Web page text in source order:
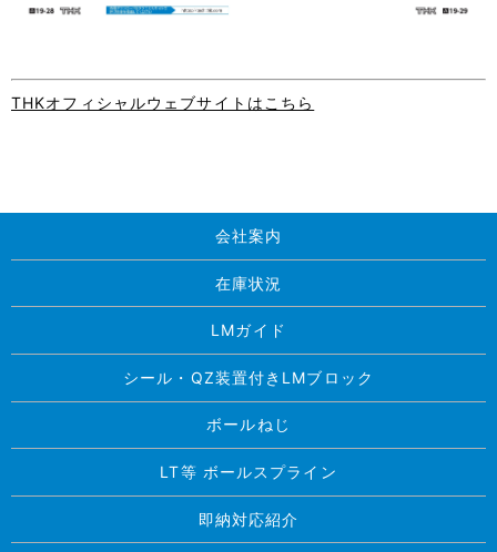
THKオフィシャルウェブサイトはこちら
会社案内
在庫状況
LMガイド
シール・QZ装置付きLMブロック
ボールねじ
LT等 ボールスプライン
即納対応紹介